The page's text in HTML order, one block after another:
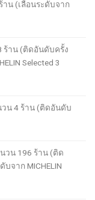
ร้าน(เลื่อนระดับจาก
ร้าน(ติดอันดับครั้ง
Selected 3
วน4 ร้าน(ติดอันดับ
นวน 1 96 ร้าน(ติด
บจาก MICHELIN